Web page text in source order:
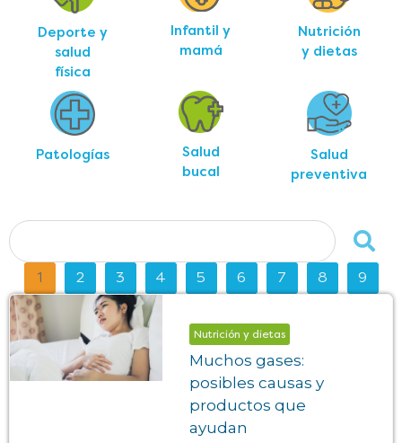
Deporte y
salud
física
Infantil y
mamá
Nutrición
y dietas
Patologías
Salud
bucal
Salud
preventiva
1 2 3 4 5 6 7 8 9
Nutrición y dietas
Muchos gases:
posibles causas y
productos que
ayudan